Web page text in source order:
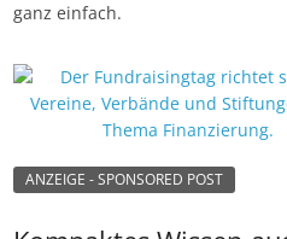
ganz einfach.
ANZEIGE - SPONSORED POST